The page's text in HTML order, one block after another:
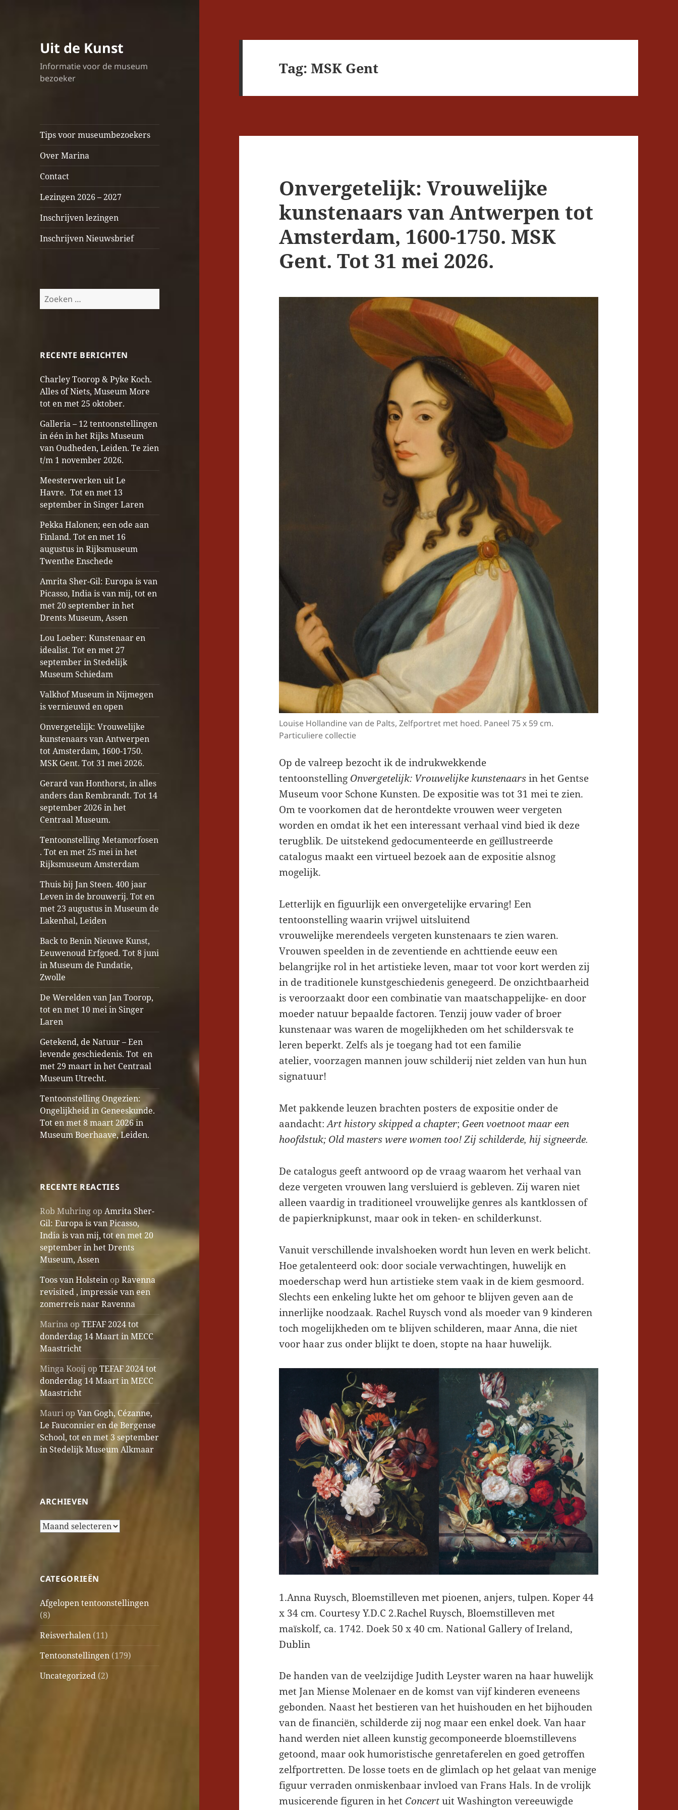
Uit de Kunst
Informatie voor de museum
bezoeker
Tips voor museumbezoekers
Over Marina
Contact
Lezingen 2026 – 2027
Inschrijven lezingen
Inschrijven Nieuwsbrief
Zoeken
naar:
RECENTE BERICHTEN
Charley Toorop & Pyke Koch.
Alles of Niets, Museum More
tot en met 25 oktober.
Galleria – 12 tentoonstellingen
in één in het Rijks Museum
van Oudheden, Leiden. Te zien
t/m 1 november 2026.
Meesterwerken uit Le
Havre. Tot en met 13
september in Singer Laren
Pekka Halonen; een ode aan
Finland. Tot en met 16
augustus in Rijksmuseum
Twenthe Enschede
Amrita Sher-Gil: Europa is van
Picasso, India is van mij, tot en
met 20 september in het
Drents Museum, Assen
Lou Loeber: Kunstenaar en
idealist. Tot en met 27
september in Stedelijk
Museum Schiedam
Valkhof Museum in Nijmegen
is vernieuwd en open
Onvergetelijk: Vrouwelijke
kunstenaars van Antwerpen
tot Amsterdam, 1600-1750.
MSK Gent. Tot 31 mei 2026.
Gerard van Honthorst, in alles
anders dan Rembrandt. Tot 14
september 2026 in het
Centraal Museum.
Tentoonstelling Metamorfosen
. Tot en met 25 mei in het
Rijksmuseum Amsterdam
Thuis bij Jan Steen. 400 jaar
Leven in de brouwerij. Tot en
met 23 augustus in Museum de
Lakenhal, Leiden
Back to Benin Nieuwe Kunst,
Eeuwenoud Erfgoed. Tot 8 juni
in Museum de Fundatie,
Zwolle
De Werelden van Jan Toorop,
tot en met 10 mei in Singer
Laren
Getekend, de Natuur – Een
levende geschiedenis. Tot en
met 29 maart in het Centraal
Museum Utrecht.
Tentoonstelling Ongezien:
Ongelijkheid in Geneeskunde.
Tot en met 8 maart 2026 in
Museum Boerhaave, Leiden.
RECENTE REACTIES
Rob Muhring opAmrita Sher-
Gil: Europa is van Picasso,
India is van mij, tot en met 20
september in het Drents
Museum, Assen
Toos van Holstein opRavenna
revisited , impressie van een
zomerreis naar Ravenna
Marina opTEFAF 2024 tot
donderdag 14 Maart in MECC
Maastricht
Minga Kooij opTEFAF 2024 tot
donderdag 14 Maart in MECC
Maastricht
Mauri opVan Gogh, Cézanne,
Le Fauconnier en de Bergense
School, tot en met 3 september
in Stedelijk Museum Alkmaar
ARCHIEVEN
Archieven
CATEGORIEËN
Afgelopen tentoonstellingen
(8)
Reisverhalen (11)
Tentoonstellingen (179)
Uncategorized (2)
Tag:MSK Gent
Onvergetelijk: Vrouwelijke
kunstenaars van Antwerpen tot
Amsterdam, 1600-1750. MSK
Gent. Tot 31 mei 2026.
Louise Hollandine van de Palts, Zelfportret met hoed. Paneel 75 x 59 cm.
Particuliere collectie
Op de valreep bezocht ik de indrukwekkende
tentoonstelling Onvergetelijk: Vrouwelijke kunstenaarsin het Gentse
Museum voor Schone Kunsten. De expositie was tot 31 mei te zien.
Om te voorkomen dat de herontdekte vrouwen weer vergeten
worden en omdat ik het een interessant verhaal vind bied ik deze
terugblik. De uitstekend gedocumenteerde en geïllustreerde
catalogus maakt een virtueel bezoek aan de expositie alsnog
mogelijk.
Letterlijk en figuurlijk een onvergetelijke ervaring! Een
tentoonstelling waarin vrijwel uitsluitend
vrouwelijke merendeels vergeten kunstenaars te zien waren.
Vrouwen speelden in de zeventiende en achttiende eeuw een
belangrijke rol in het artistieke leven, maar tot voor kort werden zij
in de traditionele kunstgeschiedenis genegeerd. De onzichtbaarheid
is veroorzaakt door een combinatie van maatschappelijke- en door
moeder natuur bepaalde factoren. Tenzij jouw vader of broer
kunstenaar was waren de mogelijkheden om het schildersvak te
leren beperkt. Zelfs als je toegang had tot een familie
atelier, voorzagen mannen jouw schilderij niet zelden van hun hun
signatuur!
Met pakkende leuzen brachten posters de expositie onder de
aandacht:Art history skipped a chapter; Geen voetnoot maar een
hoofdstuk; Old masters were women too! Zij schilderde, hij signeerde.
De catalogus geeft antwoord op de vraag waarom het verhaal van
deze vergeten vrouwen lang versluierd is gebleven. Zij waren niet
alleen vaardig in traditioneel vrouwelijke genres als kantklossen of
de papierknipkunst, maar ook in teken- en schilderkunst.
Vanuit verschillende invalshoeken wordt hun leven en werk belicht.
Hoe getalenteerd ook: door sociale verwachtingen, huwelijk en
moederschap werd hun artistieke stem vaak in de kiem gesmoord.
Slechts een enkeling lukte het om gehoor te blijven geven aan de
innerlijke noodzaak. Rachel Ruysch vond als moeder van 9 kinderen
toch mogelijkheden om te blijven schilderen, maar Anna, die niet
voor haar zus onder blijkt te doen, stopte na haar huwelijk.
1.Anna Ruysch, Bloemstilleven met pioenen, anjers, tulpen. Koper 44
x 34 cm. Courtesy Y.D.C 2.Rachel Ruysch, Bloemstilleven met
maïskolf, ca. 1742. Doek 50 x 40 cm. National Gallery of Ireland,
Dublin
De handen van de veelzijdige Judith Leyster waren na haar huwelijk
met Jan Miense Molenaer en de komst van vijf kinderen eveneens
gebonden. Naast het bestieren van het huishouden en het bijhouden
van de financiën, schilderde zij nog maar een enkel doek. Van haar
hand werden niet alleen kunstig gecomponeerde bloemstillevens
getoond, maar ook humoristische genretaferelen en goed getroffen
zelfportretten. De losse toets en de glimlach op het gelaat van menige
figuur verraden onmiskenbaar invloed van Frans Hals. In de vrolijk
musicerende figuren in het Concertuit Washington vereeuwigde